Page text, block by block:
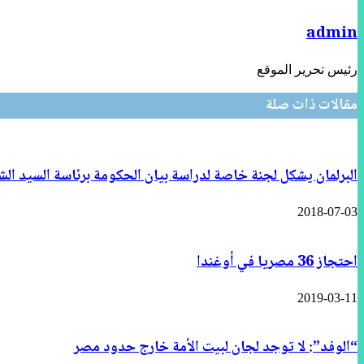
admin
رئيس تحرير الموقع
مقالات ذات صلة
البرلمان يشكل لجنة خاصة لدراسة بيان الحكومة برئاسة السيد
2018-07-03
احتجاز 36 مصريا في أوغندا
2019-03-11
“الوفد”: لا توجد لجان لبيت الأمة خارج حدود مصر